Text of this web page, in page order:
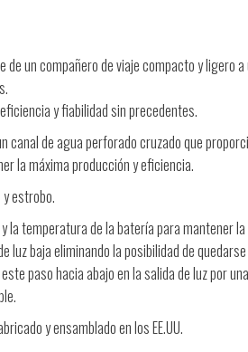
un compañero de viaje compacto y ligero a
y fiabilidad sin precedentes.
canal de agua perforado cruzado que
la máxima producción y eficiencia.
y estrobo.
la temperatura de la batería para mantener
luz baja eliminando la posibilidad de quedarse
paso hacia abajo en la salida de luz por
y ensamblado en los EE.UU.